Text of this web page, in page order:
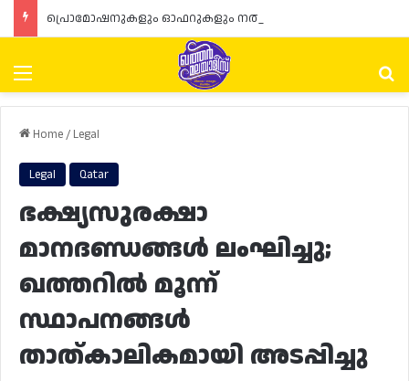
Menu
Home/ Legal
Legal Qatar
ഭക്ഷ്യസുരക്ഷാ
മാനദണ്ഡങ്ങൾ ലംഘിച്ചു;
ഖത്തറിൽ മൂന്ന്
സ്ഥാപനങ്ങൾ
താത്കാലികമായി അടപ്പിച്ചു